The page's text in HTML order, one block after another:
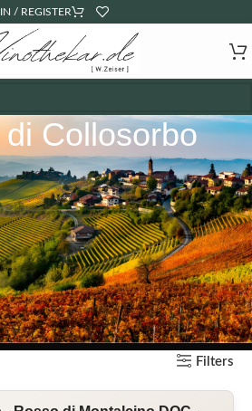
/ REGISTER
di Collosorbo
Filters